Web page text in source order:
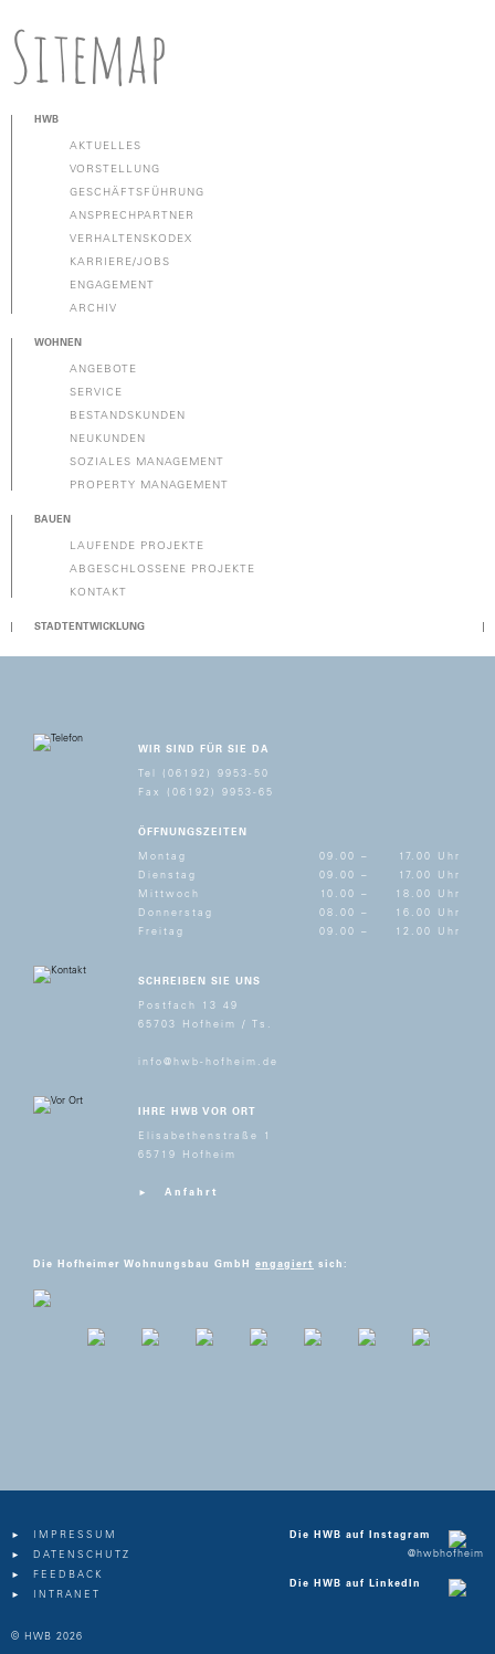
Sitemap
HWB
AKTUELLES
VORSTELLUNG
GESCHÄFTSFÜHRUNG
ANSPRECHPARTNER
VERHALTENSKODEX
KARRIERE/JOBS
ENGAGEMENT
ARCHIV
WOHNEN
ANGEBOTE
SERVICE
BESTANDSKUNDEN
NEUKUNDEN
SOZIALES MANAGEMENT
PROPERTY MANAGEMENT
BAUEN
LAUFENDE PROJEKTE
ABGESCHLOSSENE PROJEKTE
KONTAKT
STADTENTWICKLUNG
WIR SIND FÜR SIE DA
Tel (06192) 9953-50
Fax (06192) 9953-65
ÖFFNUNGSZEITEN
Montag 09.00 –
17.00 Uhr
Dienstag
09.00 –
17.00 Uhr
Mittwoch
10.00 –
18.00 Uhr
Donnerstag
08.00 –
16.00 Uhr
Freitag
09.00 – 12.00 Uhr
SCHREIBEN SIE UNS
Postfach 13 49
65703 Hofheim / Ts.
info@hwb-hofheim.de
IHRE HWB VOR ORT
Elisabethenstraße 1
65719 Hofheim
Anfahrt
Die Hofheimer Wohnungsbau GmbH engagiert sich:
Die HWB auf Instagram
@hwbhofheim
Die HWB auf LinkedIn
IMPRESSUM
DATENSCHUTZ
FEEDBACK
INTRANET
© HWB 2026